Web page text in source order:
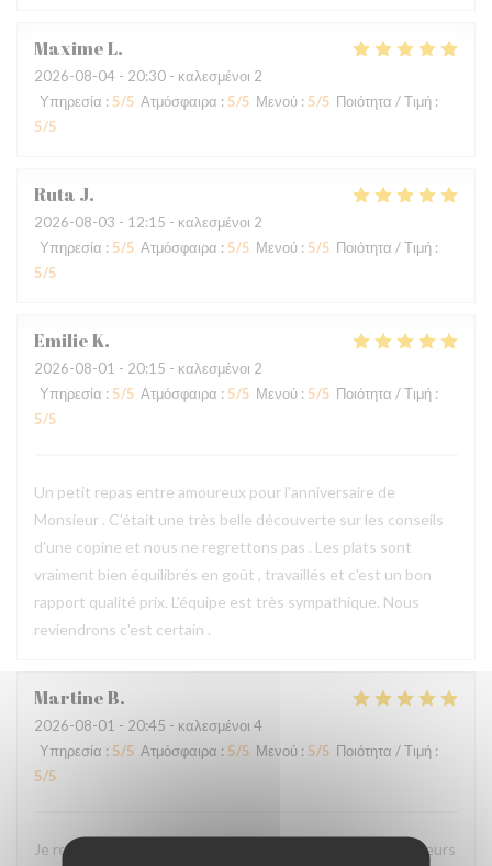
MaximeL
2026-08-04 - 20:30 - καλεσμένοι 2
Υπηρεσία : 5/5 Ατμόσφαιρα : 5/5 Μενού : 5/5 Ποιότητα / Τιμή :
5/5
Ruta J
2026-08-03 - 12:15 - καλεσμένοι 2
Υπηρεσία : 5/5 Ατμόσφαιρα : 5/5 Μενού : 5/5 Ποιότητα / Τιμή :
5/5
EmilieK
2026-08-01 - 20:15 - καλεσμένοι 2
Υπηρεσία : 5/5 Ατμόσφαιρα : 5/5 Μενού : 5/5 Ποιότητα / Τιμή :
5/5
Un petit repas entre amoureux pour l'anniversaire de
Monsieur . C'était une très belle découverte sur les conseils
d'une copine et nous ne regrettons pas . Les plats sont
vraiment bien équilibrés en goût , travaillés et c'est un bon
rapport qualité prix. L'équipe est très sympathique. Nous
reviendrons c'est certain .
MartineB
2026-08-01 - 20:45 - καλεσμένοι 4
Υπηρεσία : 5/5 Ατμόσφαιρα : 5/5 Μενού : 5/5 Ποιότητα / Τιμή :
5/5
Je recommande ce restaurant, la qualité des plats, les saveurs